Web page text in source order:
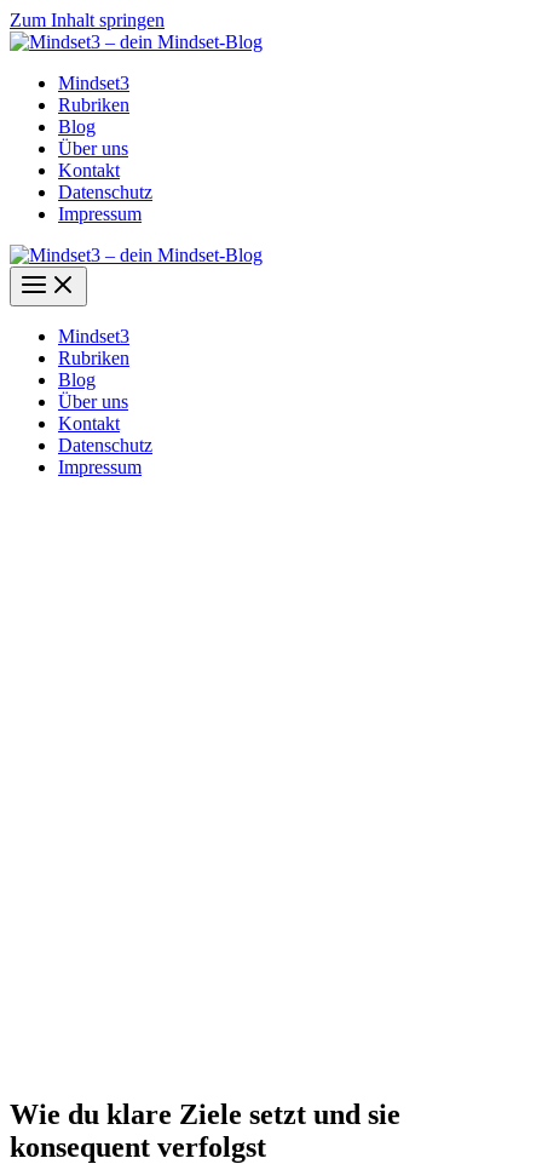
Zum Inhalt springen
Mindset3
Rubriken
Blog
Über uns
Kontakt
Datenschutz
Impressum
Mindset3
Rubriken
Blog
Über uns
Kontakt
Datenschutz
Impressum
Wie du klare Ziele setzt und sie
konsequent verfolgst